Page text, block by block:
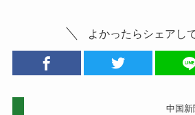
よかったらシェアし
中国新